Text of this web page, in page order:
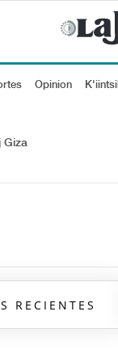
Opinion K'iintsil
Giza
RECIENTES